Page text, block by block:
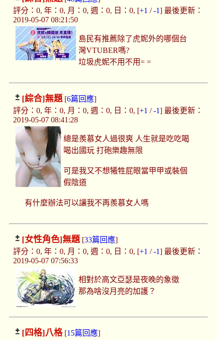
評分：0, 年：0, 月：0, 週：0, 日：0, [+1 /-1] 最後更新：
2019-05-07 08:21:50
島民有推薦除了虎妮外的哪個台
灣VTUBER嗎?
垃圾虎妮不用不用= =
[綜合]無題[6篇回應]
評分：0, 年：0, 月：0, 週：0, 日：0, [+1 /-1] 最後更新：
2019-05-07 08:41:28
總是羨慕女人過很爽 人生就是吃吃喝
喝出國玩 打砲樂趣無限
可是我又不想犧牲屁眼當甲甲或裝個
假陰道
有什麼辦法可以讓我不再羨慕女人嗎
[女性角色]無題[33篇回應]
評分：0, 年：0, 月：0, 週：0, 日：0, [+1 /-1] 最後更新：
2019-05-07 07:56:33
相對於高文亞瑟是夜晚的象徵
那為啥沒月亮的加護？
[四格]八格[15篇回應]